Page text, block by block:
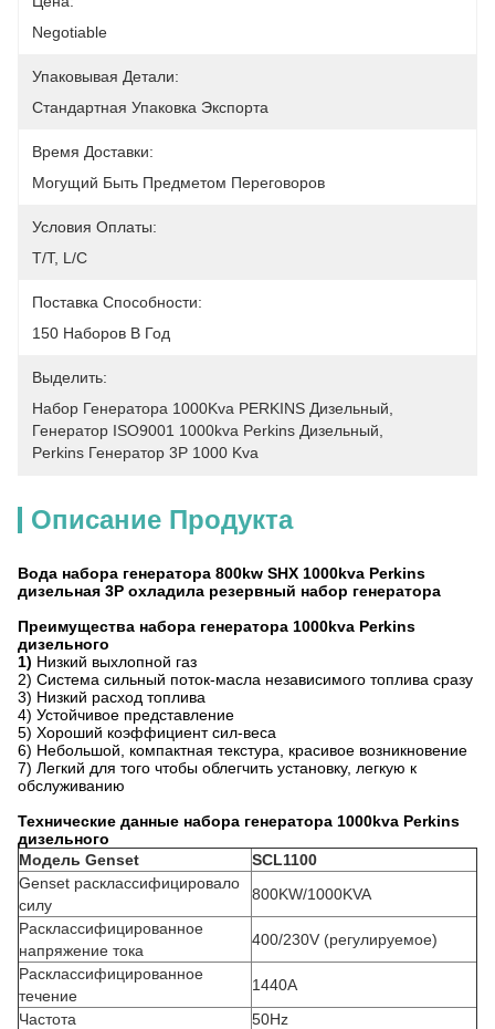
Negotiable
Упаковывая Детали:
Стандартная Упаковка Экспорта
Время Доставки:
Могущий Быть Предметом Переговоров
Условия Оплаты:
T/T, L/C
Поставка Способности:
150 Наборов В Год
Выделить:
Набор Генератора 1000Kva PERKINS Дизельный
Генератор ISO9001 1000kva Perkins Дизельный
Perkins Генератор 3P 1000 Kva
Описание Продукта
Вода набора генератора 800kw SHX 1000kva Perkins
дизельная 3P охладила резервный набор генератора
Преимущества набора генератора 1000kva Perkins
дизельного
1) Низкий выхлопной газ
2) Система сильный поток-масла независимого топлива сразу
3) Низкий расход топлива
4) Устойчивое представление
5) Хороший коэффициент сил-веса
6) Небольшой, компактная текстура, красивое возникновение
7) Легкий для того чтобы облегчить установку, легкую к
обслуживанию
Технические данные набора генератора 1000kva Perkins
дизельного
Модель Genset
SCL1100
Genset расклассифицировало
силу
800KW/1000KVA
Расклассифицированное
напряжение тока
400/230V (регулируемое)
Расклассифицированное
течение
1440A
Частота
50Hz